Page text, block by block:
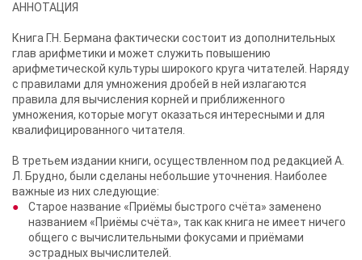
АННОТАЦИЯ
Книга Г.Н. Бермана фактически состоит из дополнительных
глав арифметики и может служить повышению
арифметической культуры широкого круга читателей. Наряду
с правилами для умножения дробей в ней излагаются
правила для вычисления корней и приближенного
умножения, которые могут оказаться интересными и для
квалифицированного читателя.
В третьем издании книги, осуществленном под редакцией А.
Л. Брудно, были сделаны небольшие уточнения. Наиболее
важные из них следующие:
Старое название «Приёмы быстрого счёта» заменено
названием «Приёмы счёта», так как книга не имеет ничего
общего с вычислительными фокусами и приёмами
эстрадных вычислителей.